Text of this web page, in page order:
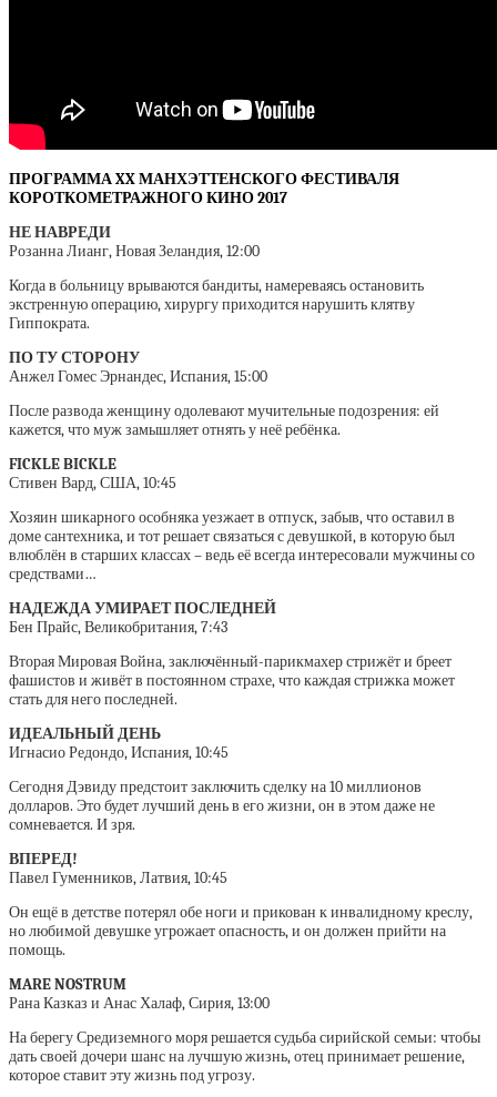
ПРОГРАММАXX МАНХЭТТЕНСКОГО ФЕСТИВАЛЯ
КОРОТКОМЕТРАЖНОГО КИНО 2017
НЕ НАВРЕДИ
Розанна Лианг, Новая Зеландия, 12:00
Когда в больницу врываются бандиты, намереваясь остановить
экстренную операцию, хирургу приходится нарушить клятву
Гиппократа.
ПО ТУ СТОРОНУ
Анжел Гомес Эрнандес, Испания, 15:00
После развода женщину одолевают мучительные подозрения: ей
кажется, что муж замышляет отнять у неё ребёнка.
FICKLE BICKLE
Стивен Вард, США, 10:45
Хозяин шикарного особняка уезжает в отпуск, забыв, что оставил в
доме сантехника, и тот решает связаться с девушкой, в которую был
влюблён в старших классах – ведь её всегда интересовали мужчины со
средствами…
НАДЕЖДА УМИРАЕТ ПОСЛЕДНЕЙ
Бен Прайс, Великобритания, 7:43
Вторая Мировая Война, заключённый-парикмахер стрижёт и бреет
фашистов и живёт в постоянном страхе, что каждая стрижка может
стать для него последней.
ИДЕАЛЬНЫЙ ДЕНЬ
Игнасио Редондо, Испания, 10:45
Сегодня Дэвиду предстоит заключить сделку на 10 миллионов
долларов. Это будет лучший день в его жизни, он в этом даже не
сомневается. И зря.
ВПЕРЕД!
Павел Гуменников, Латвия, 10:45
Он ещё в детстве потерял обе ноги и прикован к инвалидному креслу,
но любимой девушке угрожает опасность, и он должен прийти на
помощь.
MARE NOSTRUM
Рана Казказ и Анас Халаф, Сирия, 13:00
На берегу Средиземного моря решается судьба сирийской семьи: чтобы
дать своей дочери шанс на лучшую жизнь, отец принимает решение,
которое ставит эту жизнь под угрозу.